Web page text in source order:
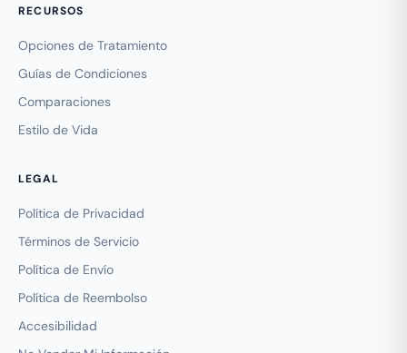
RECURSOS
Opciones de Tratamiento
Guías de Condiciones
Comparaciones
Estilo de Vida
LEGAL
Política de Privacidad
Términos de Servicio
Política de Envío
Política de Reembolso
Accesibilidad